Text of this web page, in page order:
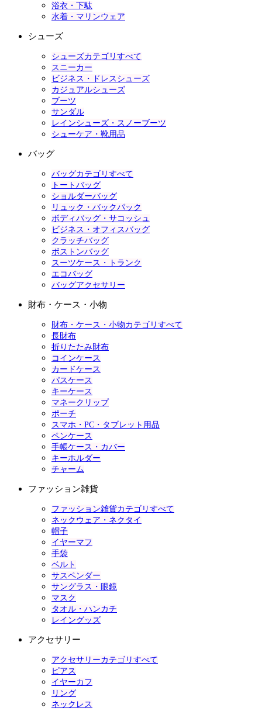
浴衣・下駄
水着・マリンウェア
シューズ
シューズカテゴリすべて
スニーカー
ビジネス・ドレスシューズ
カジュアルシューズ
ブーツ
サンダル
レインシューズ・スノーブーツ
シューケア・靴用品
バッグ
バッグカテゴリすべて
トートバッグ
ショルダーバッグ
リュック・バックパック
ボディバッグ・サコッシュ
ビジネス・オフィスバッグ
クラッチバッグ
ボストンバッグ
スーツケース・トランク
エコバッグ
バッグアクセサリー
財布・ケース・小物
財布・ケース・小物カテゴリすべて
長財布
折りたたみ財布
コインケース
カードケース
パスケース
キーケース
マネークリップ
ポーチ
スマホ・PC・タブレット用品
ペンケース
手帳ケース・カバー
キーホルダー
チャーム
ファッション雑貨
ファッション雑貨カテゴリすべて
ネックウェア・ネクタイ
帽子
イヤーマフ
手袋
ベルト
サスペンダー
サングラス・眼鏡
マスク
タオル・ハンカチ
レイングッズ
アクセサリー
アクセサリーカテゴリすべて
ピアス
イヤーカフ
リング
ネックレス